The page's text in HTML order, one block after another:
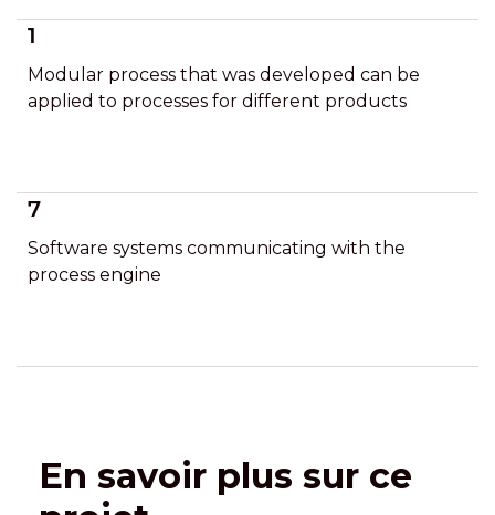
1
Modular process that was developed can be
applied to processes for different products
7
Software systems communicating with the
process engine
En savoir plus sur ce